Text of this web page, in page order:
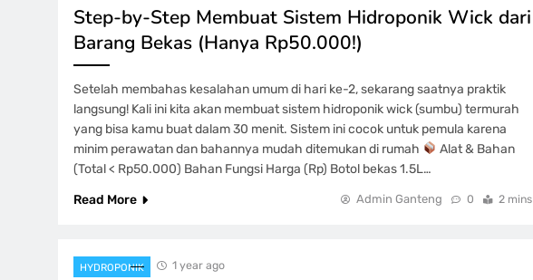
Step-by-Step Membuat Sistem Hidroponik Wick dari
Barang Bekas (Hanya Rp50.000!)
Setelah membahas kesalahan umum di hari ke-2, sekarang saatnya praktik
langsung! Kali ini kita akan membuat sistem hidroponik wick (sumbu) termurah
yang bisa kamu buat dalam 30 menit. Sistem ini cocok untuk pemula karena
minim perawatan dan bahannya mudah ditemukan di rumah
Alat & Bahan
(Total < Rp50.000) Bahan Fungsi Harga (Rp) Botol bekas 1.5L…
Read More
Admin Ganteng 0 2 mins
HYDROPONIK 1 year ago